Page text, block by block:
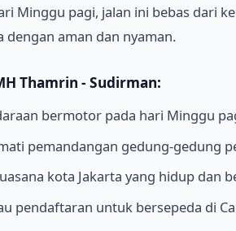
Minggu pagi, jalan ini bebas dari
dengan aman dan nyaman.
Thamrin - Sudirman:
bermotor pada hari Minggu
pemandangan gedung-gedung
kota Jakarta yang hidup dan
pendaftaran untuk bersepeda di